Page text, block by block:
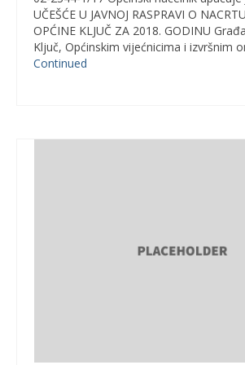
UČEŠĆE U JAVNOJ RASPRAVI O
OPĆINE KLJUČ ZA 2018. GODINU
Ključ, Općinskim vijećnicima i izvršnim
Continued